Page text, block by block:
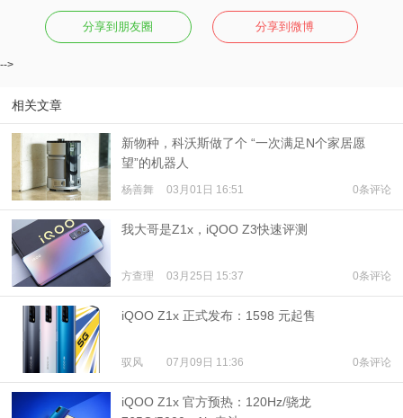
分享到朋友圈 分享到微博
-->
相关文章
新物种，科沃斯做了个 “一次满足N个家居愿
望”的机器人
杨善舞 03月01日 16:51 0条评论
我大哥是Z1x，iQOO Z3快速评测
方查理 03月25日 15:37 0条评论
iQOO Z1x 正式发布：1598 元起售
驭风 07月09日 11:36 0条评论
iQOO Z1x 官方预热：120Hz/骁龙